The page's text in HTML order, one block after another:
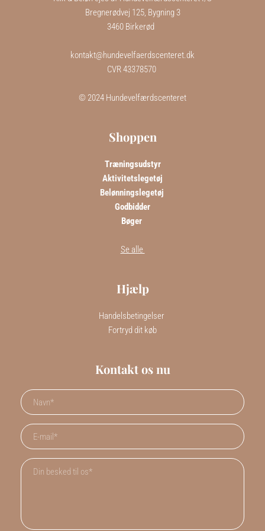
Bregnerødvej 125, Bygning 3
3460 Birkerød
kontakt@hundevelfaerdscenteret.dk
CVR 43378570
© 2024 Hundevelfærdscenteret
Shoppen
Træningsudstyr
Aktivitetslegetøj
Belønningslegetøj
Godbidder
Bøger
Se alle
Hjælp
Handelsbetingelser
Fortryd dit køb
Kontakt os nu